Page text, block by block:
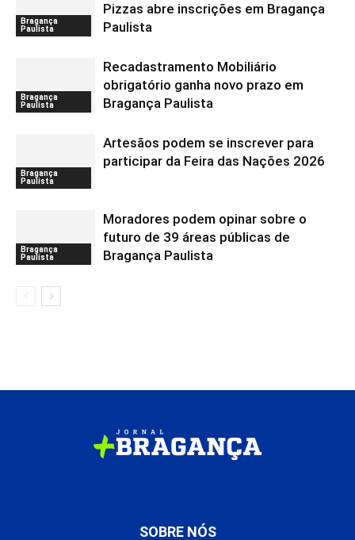
Bragança
Paulista
Pizzas abre inscrições em Bragança
Paulista
Bragança
Paulista
Recadastramento Mobiliário
obrigatório ganha novo prazo em
Bragança Paulista
Bragança
Paulista
Artesãos podem se inscrever para
participar da Feira das Nações 2026
Bragança
Paulista
Moradores podem opinar sobre o
futuro de 39 áreas públicas de
Bragança Paulista
SOBRE NÓS